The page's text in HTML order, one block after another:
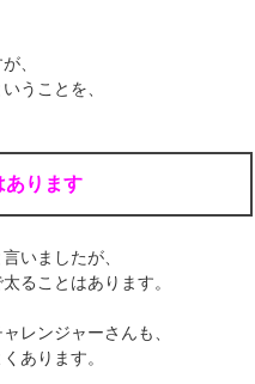
、
うことを、
あります
いましたが、
ることはあります。
レンジャーさんも、
あります。